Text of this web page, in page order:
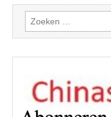
Zoeken
naar: